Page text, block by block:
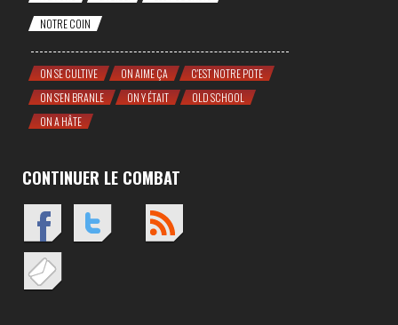
NOTRE COIN
ON SE CULTIVE ON AIME ÇA
C'EST NOTRE POTE
ON S'EN BRANLE
ON Y ÉTAIT
OLD SCHOOL
ON A HÂTE
CONTINUER LE COMBAT